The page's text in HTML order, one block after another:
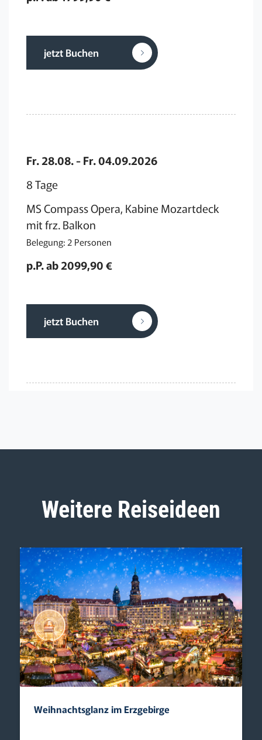
jetzt Buchen
Fr. 28.08. - Fr. 04.09.2026
8 Tage
MS Compass Opera, Kabine Mozartdeck
mit frz. Balkon
Belegung: 2 Personen
p.P. ab 2099,90 €
jetzt Buchen
Weitere Reiseideen
Weihnachtsglanz im Erzgebirge